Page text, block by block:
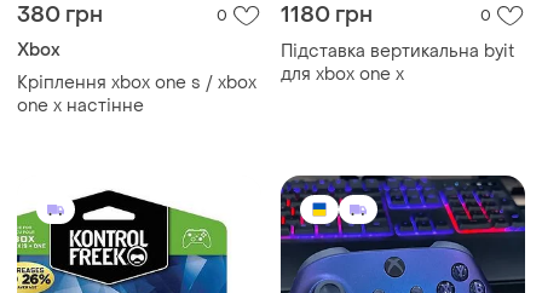
380 грн 0
Xbox
Кріплення xbox one s / xbox
one x настінне
1180 грн 0
Підставка вертикальна byit
для xbox one x